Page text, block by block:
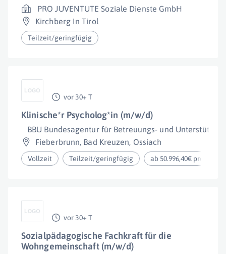
PRO JUVENTUTE Soziale Dienste GmbH
Kirchberg In Tirol
Teilzeit/geringfügig
vor 30+ T
Klinische*r Psycholog*in (m/w/d)
BBU Bundesagentur für Betreuungs- und
Fieberbrunn, Bad Kreuzen, Ossiach
Vollzeit Teilzeit/geringfügig ab 50.996,40€ pro Jahr
vor 30+ T
Sozialpädagogische Fachkraft für die
Wohngemeinschaft (m/w/d)